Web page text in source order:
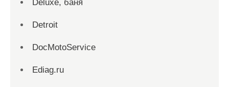
Deluxe, баня
Detroit
DocMotoService
Ediag.ru